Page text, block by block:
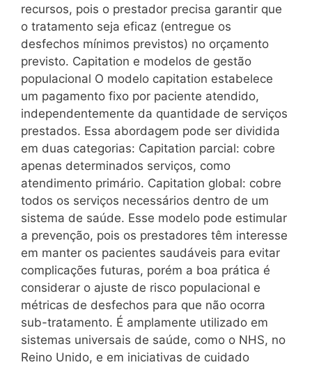
recursos, pois o prestador precisa garantir que
o tratamento seja eficaz (entregue os
desfechos mínimos previstos) no orçamento
previsto. Capitation e modelos de gestão
populacional O modelo capitation estabelece
um pagamento fixo por paciente atendido,
independentemente da quantidade de serviços
prestados. Essa abordagem pode ser dividida
em duas categorias: Capitation parcial: cobre
apenas determinados serviços, como
atendimento primário. Capitation global: cobre
todos os serviços necessários dentro de um
sistema de saúde. Esse modelo pode estimular
a prevenção, pois os prestadores têm interesse
em manter os pacientes saudáveis para evitar
complicações futuras, porém a boa prática é
considerar o ajuste de risco populacional e
métricas de desfechos para que não ocorra
sub-tratamento. É amplamente utilizado em
sistemas universais de saúde, como o NHS, no
Reino Unido, e em iniciativas de cuidado